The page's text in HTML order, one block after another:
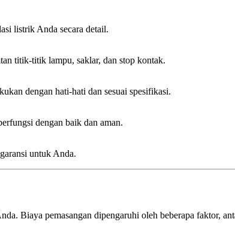
listrik Anda secara detail.
titik-titik lampu, saklar, dan stop kontak.
dengan hati-hati dan sesuai spesifikasi.
dengan baik dan aman.
untuk Anda.
Biaya pemasangan dipengaruhi oleh beberapa faktor,